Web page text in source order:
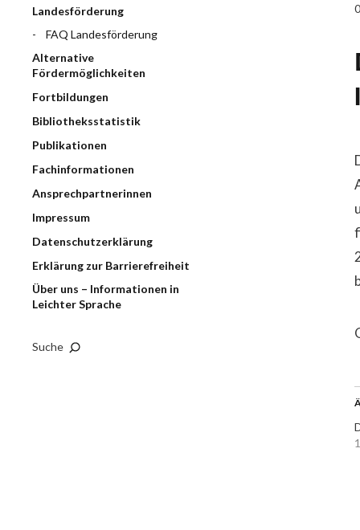
Landesförderung
FAQ Landesförderung
Alternative
Fördermöglichkeiten
Fortbildungen
Bibliotheksstatistik
Publikationen
Fachinformationen
Ansprechpartnerinnen
Impressum
Datenschutzerklärung
Erklärung zur Barrierefreiheit
Über uns – Informationen in
Leichter Sprache
Suche